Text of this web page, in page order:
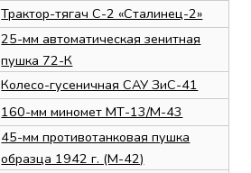
Трактор-тягач С-2 «Сталинец-2»
25-мм автоматическая зенитная
пушка 72-К
Колесо-гусеничная САУ ЗиС-41
160-мм миномет МТ-13/М-43
45-мм противотанковая пушка
образца 1942 г. (М-42)